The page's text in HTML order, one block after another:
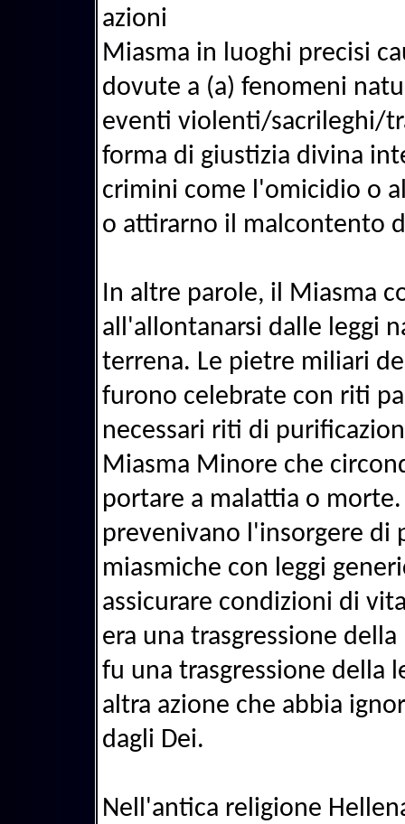
azioni
Miasma in luoghi precisi
dovute a (a) fenomeni
eventi violenti/sacrileghi/
forma di giustizia divina
crimini come l'omicidio o
o attirarno il malcontento
In altre parole, il Miasma
all'allontanarsi dalle leggi
terrena. Le pietre miliari
furono celebrate con riti
necessari riti di
Miasma Minore che
portare a malattia o
prevenivano l'insorgere di
miasmiche con leggi
assicurare condizioni di
era una trasgressione
fu una trasgressione della
altra azione che abbia
dagli Dei.
Nell'antica religione